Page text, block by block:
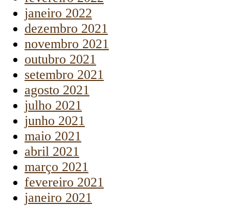
janeiro 2022
dezembro 2021
novembro 2021
outubro 2021
setembro 2021
agosto 2021
julho 2021
junho 2021
maio 2021
abril 2021
março 2021
fevereiro 2021
janeiro 2021